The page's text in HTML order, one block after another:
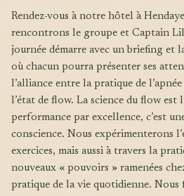
Rendez-vous à notre hôtel à Hendaye pour 15h, nous
rencontrons le groupe et Captain
journée démarre avec un briefing et
où chacun pourra présenter ses
l’alliance entre la pratique de
l’état de flow. La science du flow est
performance par excellence, c’est
conscience. Nous expérimenterons
exercices, mais aussi à travers la
nouveaux « pouvoirs » ramenées
pratique de la vie quotidienne. Nous